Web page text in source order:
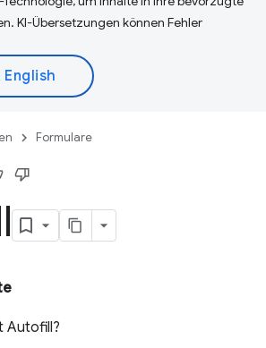
KI-Übersetzungen können Fehler
Formulare
Autofill?